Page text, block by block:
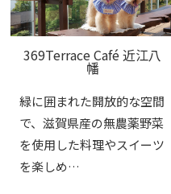
369Terrace Café 近江八
幡
緑に囲まれた開放的な空間
で、滋賀県産の無農薬野菜
を使用した料理やスイーツ
を楽しめ…